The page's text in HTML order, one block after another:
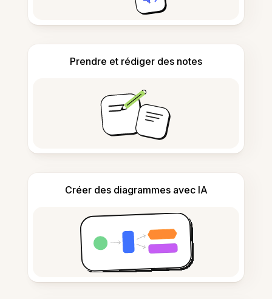
Prendre et rédiger des notes
Créer des diagrammes avec IA